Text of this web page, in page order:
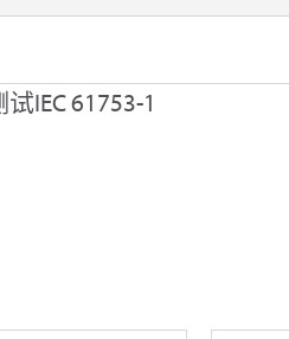
IEC 61753-1